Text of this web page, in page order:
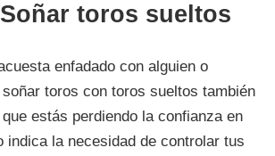
toros sueltos
enfadado con alguien o
toros con toros sueltos también
estás perdiendo la confianza en
indica la necesidad de controlar tus